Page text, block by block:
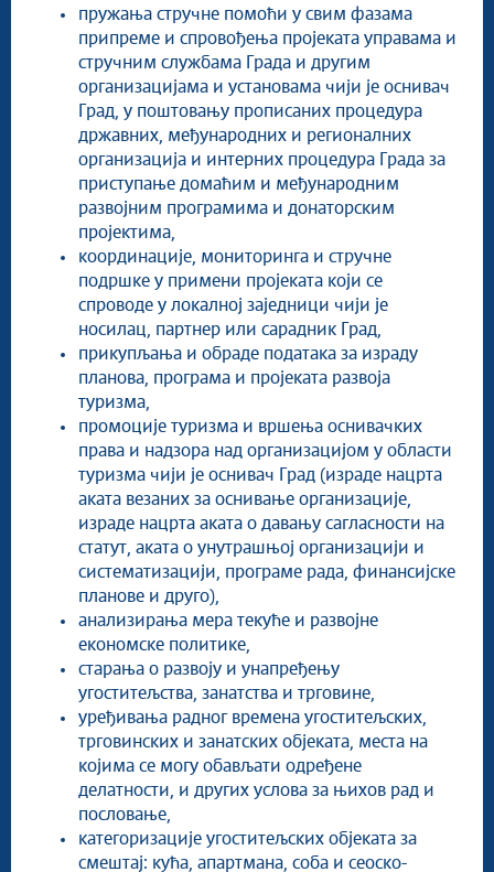
пружања стручне помоћи у свим фазама
припреме и спровођења пројеката управама и
стручним службама Града и другим
организацијама и установама чији је оснивач
Град, у поштовању прописаних процедура
државних, међународних и регионалних
организација и интерних процедура Града за
приступање домаћим и међународним
развојним програмима и донаторским
пројектима,
координације, мониторинга и стручне
подршке у примени пројеката који се
спроводе у локалној заједници чији је
носилац, партнер или сарадник Град,
прикупљањa и обрадe података за израду
планова, програма и пројеката развоја
туризма,
промоције туризма и вршењa оснивачких
права и надзора над организацијом у области
туризма чији је оснивач Град (израде нацрта
аката везаних за оснивање организације,
израде нацрта аката о давању сагласности на
статут, аката о унутрашњој организацији и
систематизацији, програме рада, финансијске
планове и друго),
анализирањa мера текуће и развојне
економске политике,
старањa о развоју и унапређењу
угоститељства, занатства и трговине,
уређивањa радног времена угоститељских,
трговинских и занатских објеката, места на
којима се могу обављати одређене
делатности, и других услова за њихов рад и
пословање,
категоризације угоститељских објеката за
смештај: кућа, апартмана, соба и сеоско-